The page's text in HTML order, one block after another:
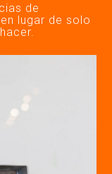
de
lugar de solo